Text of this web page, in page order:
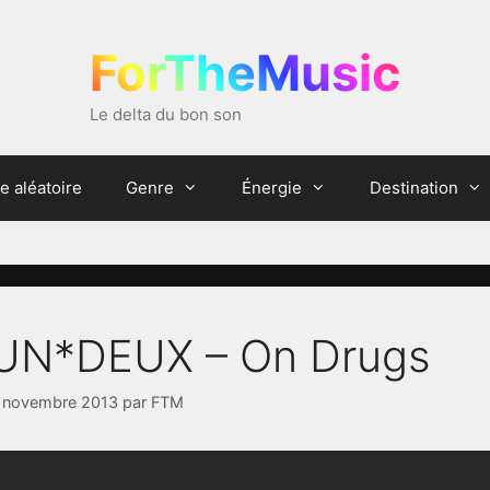
ForTheMusic
Le delta du bon son
aléatoire Genre Énergie Destination
– On Drugs
2013 par FTM